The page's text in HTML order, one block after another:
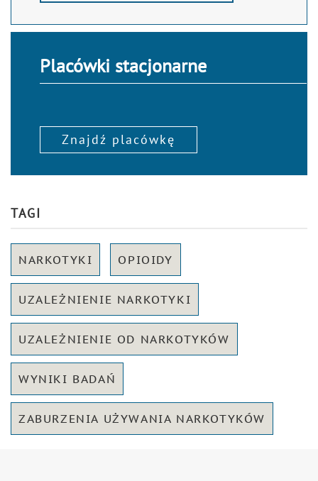
Placówki stacjonarne
Znajdź placówkę
TAGI
NARKOTYKI OPIOIDY
UZALEŻNIENIE NARKOTYKI
UZALEŻNIENIE OD NARKOTYKÓW
WYNIKI BADAŃ
ZABURZENIA UŻYWANIA NARKOTYKÓW